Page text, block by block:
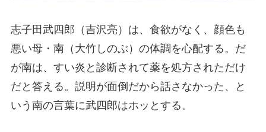
志子田武四郎（吉沢亮）は、食欲がなく、顔色も
悪い母・南（大竹しのぶ）の体調を心配する。だ
が南は、すい炎と診断されて薬を処方されただけ
だと答える。説明が面倒だから話さなかった、と
いう南の言葉に武四郎はホッとする。